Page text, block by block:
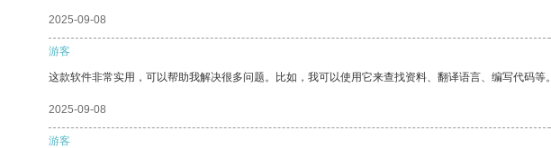
2025-09-08
游客
这款软件非常实用，可以帮助我解决很多问题。比如，我可以使用它来查找资料、翻译语言、编写代码等。
2025-09-08
游客